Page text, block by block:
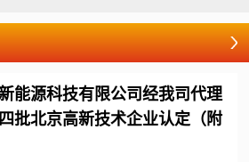
能源科技有限公司经我司代理
批北京高新技术企业认定（附